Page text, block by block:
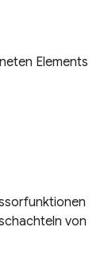
Elements
von